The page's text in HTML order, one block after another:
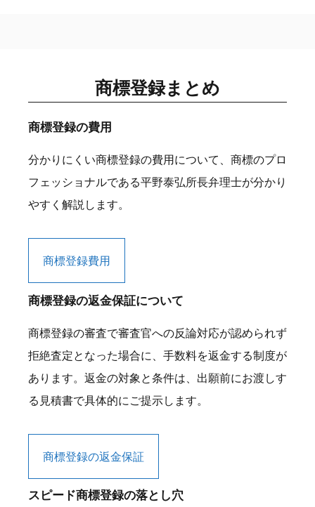
商標登録まとめ
商標登録の費用
分かりにくい商標登録の費用について、商標のプロ
フェッショナルである平野泰弘所長弁理士が分かり
やすく解説します。
商標登録費用
商標登録の返金保証について
商標登録の審査で審査官への反論対応が認められず
拒絶査定となった場合に、手数料を返金する制度が
あります。返金の対象と条件は、出願前にお渡しす
る見積書で具体的にご提示します。
商標登録の返金保証
スピード商標登録の落とし穴